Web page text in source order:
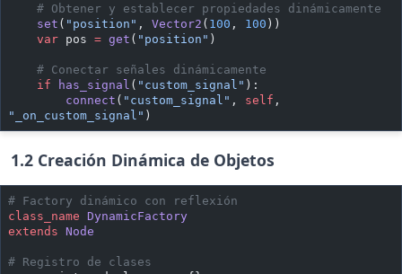
    # Obtener y establecer propiedades dinámicamente
    set
( "position" , Vector2 ( 100 , 100 ))
    var
pos = get ( "position" )
    # Conectar señales dinámicamente
    if
has_signal ( "custom_signal" ):
        connect
( "custom_signal" , self
"_on_custom_signal" )
1.2 Creación Dinámica de Objetos
# Factory dinámico con reflexión
class_name DynamicFactory
extends Node
# Registro de clases